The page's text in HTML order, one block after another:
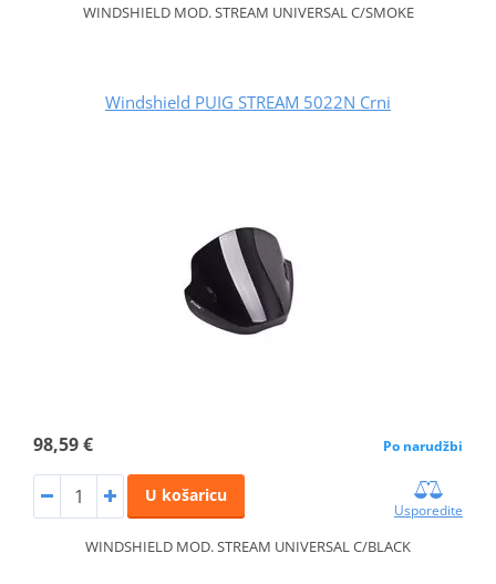
WINDSHIELD MOD. STREAM UNIVERSAL C/SMOKE
Windshield PUIG STREAM 5022N Crni
98,59 € Po narudžbi
U košaricu
Usporedite
WINDSHIELD MOD. STREAM UNIVERSAL C/BLACK